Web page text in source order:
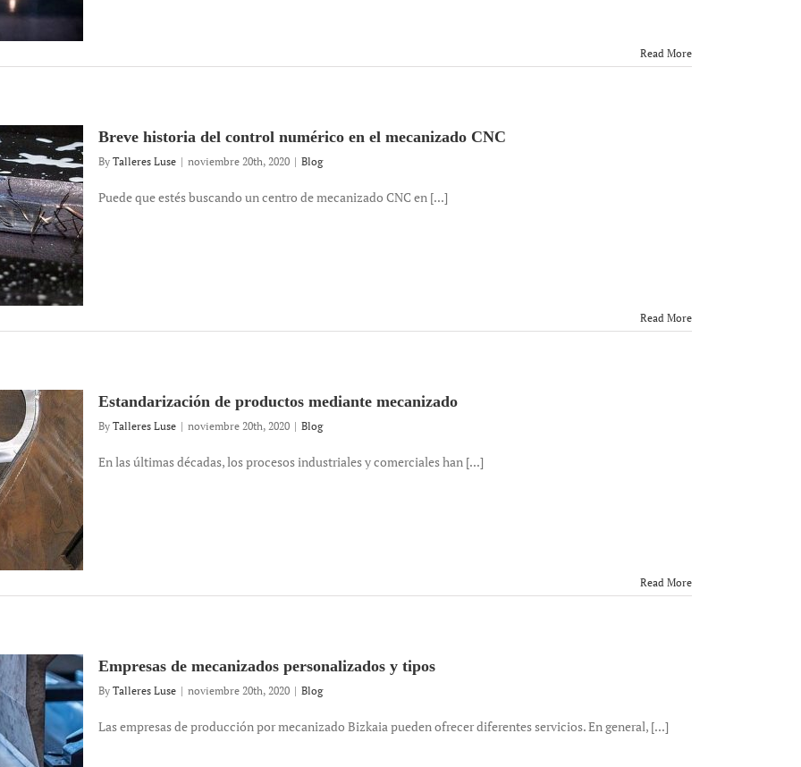
Read More
Breve historia del control numérico en el mecanizado CNC
By Talleres Luse | noviembre 20th, 2020 | Blog
Puede que estés buscando un centro de mecanizado CNC en [...]
Read More
Estandarización de productos mediante mecanizado
By Talleres Luse | noviembre 20th, 2020 | Blog
En las últimas décadas, los procesos industriales y comerciales han [...]
Read More
Empresas de mecanizados personalizados y tipos
By Talleres Luse | noviembre 20th, 2020 | Blog
Las empresas de producción por mecanizado Bizkaia pueden ofrecer diferentes servicios. En general, [...]